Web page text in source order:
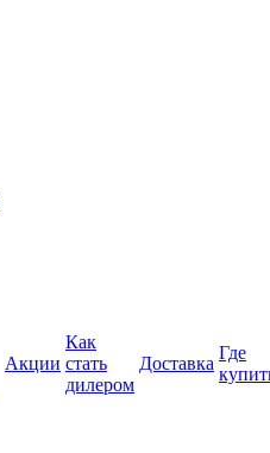
Акции
Как
стать
дилером
Доставка
Где